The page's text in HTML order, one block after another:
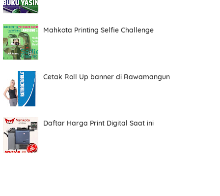
Mahkota Printing Selfie Challenge
Cetak Roll Up banner di Rawamangun
Daftar Harga Print Digital Saat ini
Date
Comment